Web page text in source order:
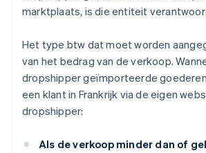
marktplaats, is die entiteit
Het type btw dat moet worden
van het bedrag van de verkoop.
dropshipper geïmporteerde
een klant in Frankrijk via de eigen
dropshipper:
Als de verkoop minder dan of